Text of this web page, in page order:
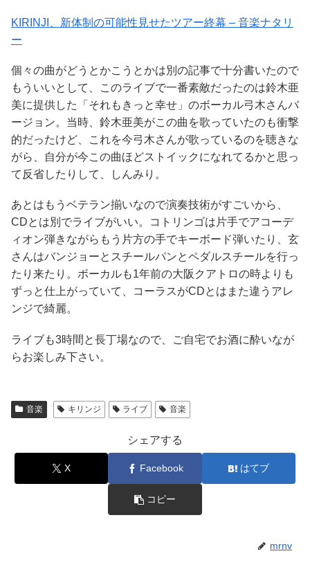
KIRINJI、新体制の可能性見せたツアー終幕 – 音楽ナタリ
ー
個々の曲がどうとかこうとかは別の記事で十分書いたので
もういいとして、このライブで一番素敵だったのは鈴木亜
美に提供した「それもきっと幸せ」のボーカル弓木さんバ
ージョン。当時、鈴木亜美がこの曲を歌っていたのも衝撃
的だったけど、これを今弓木さんが歌っているのを聴きな
がら、自分が今この曲ほどストイックになれてるかと思っ
て反省したりして、しんみり。
あとはもうベテラン揃いなので演奏技術がすごいから、
CDとは別でライブがいい。コトリンゴは片手でアコーデ
ィオン弾きながらもう片方の手でキーボード弾いたり、玄
さんはバンジョーとスチールパンとペダルスチールを行っ
たり来たり。ボーカルも1年前の大阪クアトロの時よりも
ずっと仕上がっていて、コーラスがCDとはまた違うアレ
ンジで綺麗。
ライブも3時間と長丁場なので、ご自宅でお酒に酔いなが
らお楽しみ下さい。
音楽 キリンジ ライブ 音楽
シェアする
X Facebook はてブ
コピー
mrnv